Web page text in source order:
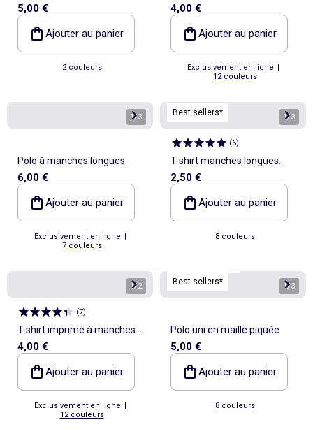
courtes
5,00 €
Ajouter au panier
2 couleurs
longues
4,00 €
Ajouter au panier
Exclusivement en ligne |
12 couleurs
1/3
Polo à manches longues
6,00 €
Ajouter au panier
Exclusivement en ligne |
7 couleurs
Best sellers* 1/3
(6)
T-shirt manches longues
imprimé
2,50 €
Ajouter au panier
8 couleurs
1/2
(7)
T-shirt imprimé à manches
longues
4,00 €
Ajouter au panier
Exclusivement en ligne |
12 couleurs
Best sellers*
1/3
Polo uni en maille piquée
5,00 €
Ajouter au panier
8 couleurs